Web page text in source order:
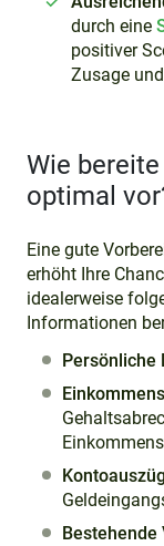
durch eine
positiver
Zusage
Wie
optimal
Eine gute
erhöht Ihre
idealerweise
Informationen
Persönliche